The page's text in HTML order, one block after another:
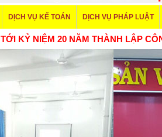
DỊCH VỤ KẾ TOÁN DỊCH VỤ PHÁP LUẬT
TIẾN TỚI KỶ NIỆM 20 NĂM THÀNH